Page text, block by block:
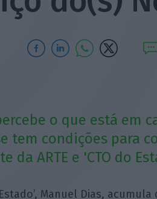
o que está em
tem condições para
da ARTE e 'CTO do
Manuel Dias,